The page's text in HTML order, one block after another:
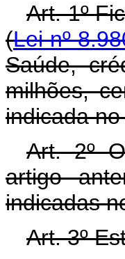
Art. 1º
(Lei nº
Saúde,
milhões,
indicada
Art. 2º
artigo
indicadas
Art. 3º